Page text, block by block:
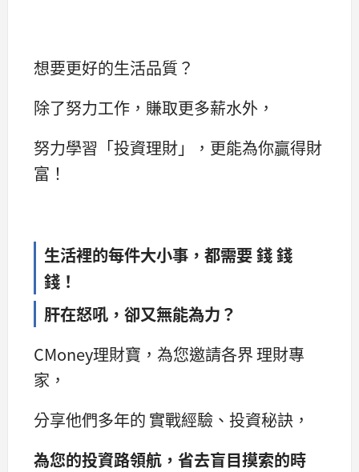
想要更好的生活品質？
除了努力工作，賺取更多薪水外，
努力學習「投資理財」，更能為你贏得財
富！
生活裡的每件大小事，都需要 錢 錢
錢！
肝在怒吼，卻又無能為力？
CMoney理財寶，為您邀請各界 理財專
家，
分享他們多年的 實戰經驗、投資秘訣，
為您的投資路領航，省去盲目摸索的時